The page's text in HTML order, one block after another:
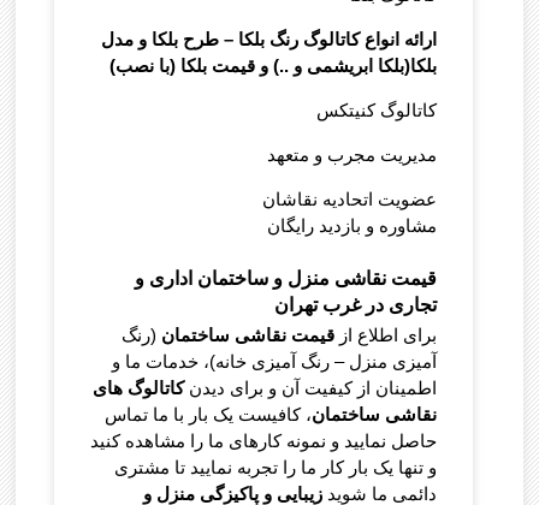
ارائه انواع کاتالوگ رنگ بلکا – طرح بلکا و مدل
بلکا(بلکا ابریشمی و ..) و قیمت بلکا (با نصب)
کاتالوگ کنیتکس
مدیریت مجرب و متعهد
عضویت اتحادیه نقاشان
مشاوره و بازدید رایگان
قیمت نقاشی منزل و ساختمان اداری و
تجاری در غرب تهران
برای اطلاع از قیمت نقاشی ساختمان (رنگ
آمیزی منزل – رنگ آمیزی خانه)، خدمات ما و
اطمینان از کیفیت آن و برای دیدنکاتالوگ های
نقاشی ساختمان، کافیست یک بار با ما تماس
حاصل نمایید و نمونه کارهای ما را مشاهده کنید
و تنها یک بار کار ما را تجربه نمایید تا مشتری
دائمی ما شوید زیبایی و پاکیزگی منزل و